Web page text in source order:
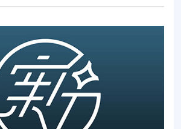
難以讓您徹底擺脫不適。